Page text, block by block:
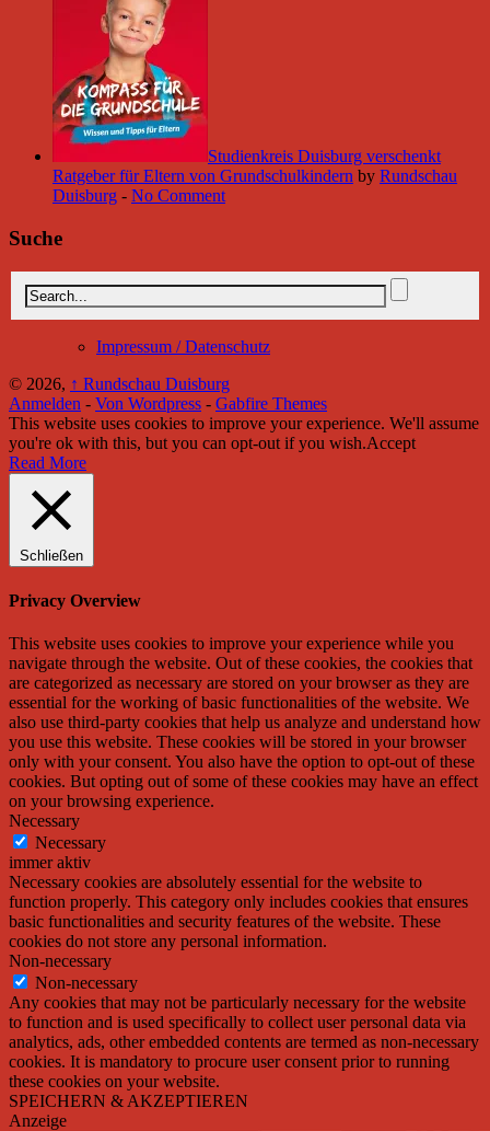
Studienkreis Duisburg verschenkt
Ratgeber für Eltern von Grundschulkindern by Rundschau
Duisburg - No Comment
Suche
Impressum / Datenschutz
© 2026, ↑ Rundschau Duisburg
Anmelden - Von Wordpress - Gabfire Themes
This website uses cookies to improve your experience. We'll assume
you're ok with this, but you can opt-out if you wish.Accept
Read More
Schließen
Privacy Overview
This website uses cookies to improve your experience while you
navigate through the website. Out of these cookies, the cookies that
are categorized as necessary are stored on your browser as they are
essential for the working of basic functionalities of the website. We
also use third-party cookies that help us analyze and understand how
you use this website. These cookies will be stored in your browser
only with your consent. You also have the option to opt-out of these
cookies. But opting out of some of these cookies may have an effect
on your browsing experience.
Necessary
Necessary
immer aktiv
Necessary cookies are absolutely essential for the website to
function properly. This category only includes cookies that ensures
basic functionalities and security features of the website. These
cookies do not store any personal information.
Non-necessary
Non-necessary
Any cookies that may not be particularly necessary for the website
to function and is used specifically to collect user personal data via
analytics, ads, other embedded contents are termed as non-necessary
cookies. It is mandatory to procure user consent prior to running
these cookies on your website.
SPEICHERN & AKZEPTIEREN
Anzeige